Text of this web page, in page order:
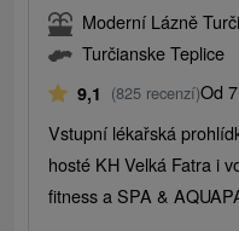
Moderní Lázně
Turčianske Teplice
9,1 (825 recenzí)Od
Vstupní lékařská
hosté KH Velká Fatra i
fitness a SPA &